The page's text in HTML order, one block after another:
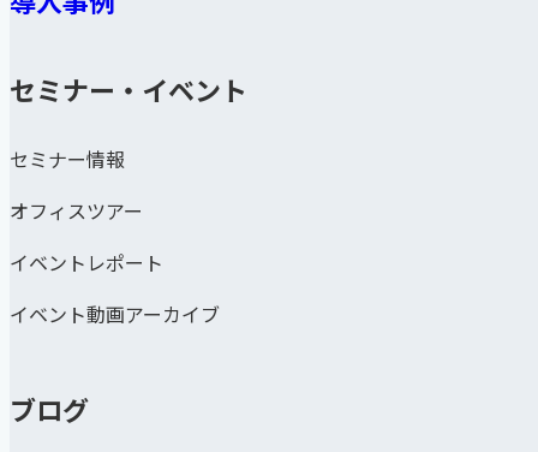
セミナー・イベント
セミナー情報
オフィスツアー
イベントレポート
イベント動画アーカイブ
ブログ